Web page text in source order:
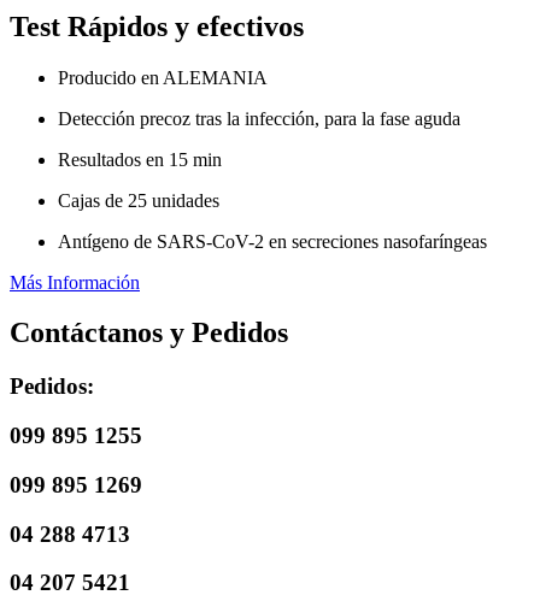
Test Rápidos y efectivos
Producido en ALEMANIA
Detección precoz tras la infección, para la fase aguda
Resultados en 15 min
Cajas de 25 unidades
Antígeno de SARS-CoV-2 en secreciones nasofaríngeas
Más Información
Contáctanos y Pedidos
Pedidos:
099 895 1255
099 895 1269
04 288 4713
04 207 5421